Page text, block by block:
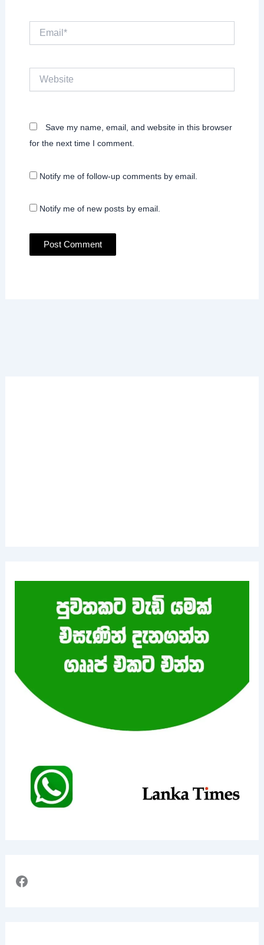
Email*
Website
Save my name, email, and website in this browser
for the next time I comment.
Notify me of follow-up comments by email.
Notify me of new posts by email.